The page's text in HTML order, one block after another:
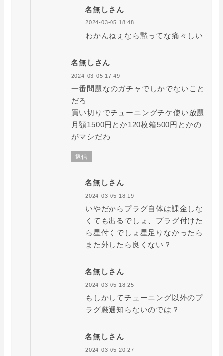
名無しさん
2024-03-05 18:48
わかんねぇなら黙ってな痛々しい
名無しさん
2024-03-05 17:49
一番問題なのガチャでしかでないこと
だろ
買い切りでチューニングチケ使い放題
月額1500円とか120枚箱500円とかの
がマシだわ
返信
名無しさん
2024-03-05 18:19
いやだからプラグ自体は課金しな
くても出るでしょ、プラグ付けた
ら星付くでしょ星足りなかったら
また外したら良くない？
名無しさん
2024-03-05 18:25
もしかしてチューニング以外のプ
ラグ厳選知らないのでは？
名無しさん
2024-03-05 20:27